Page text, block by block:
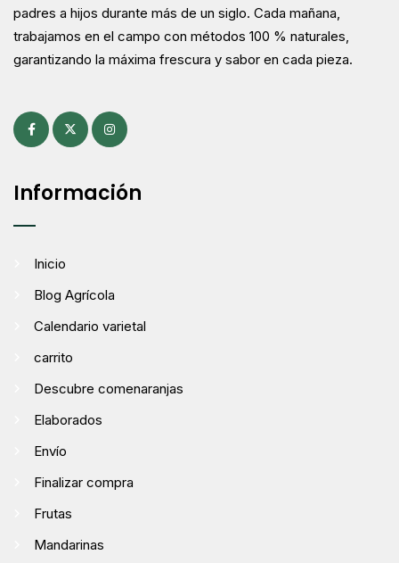
padres a hijos durante más de un siglo. Cada mañana,
trabajamos en el campo con métodos 100 % naturales,
garantizando la máxima frescura y sabor en cada pieza.
Información
Inicio
Blog Agrícola
Calendario varietal
carrito
Descubre comenaranjas
Elaborados
Envío
Finalizar compra
Frutas
Mandarinas